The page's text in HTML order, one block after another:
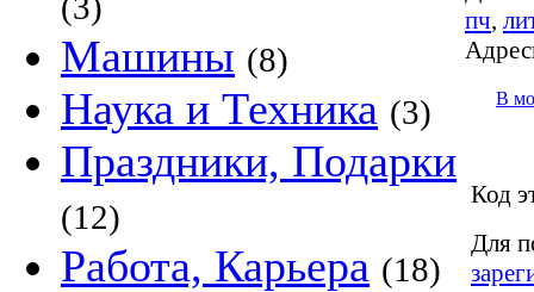
Машины (8)
Наука и Техника (3)
Праздники, Подарки
(12)
Работа, Карьера (18)
пч,
В
Код
Для